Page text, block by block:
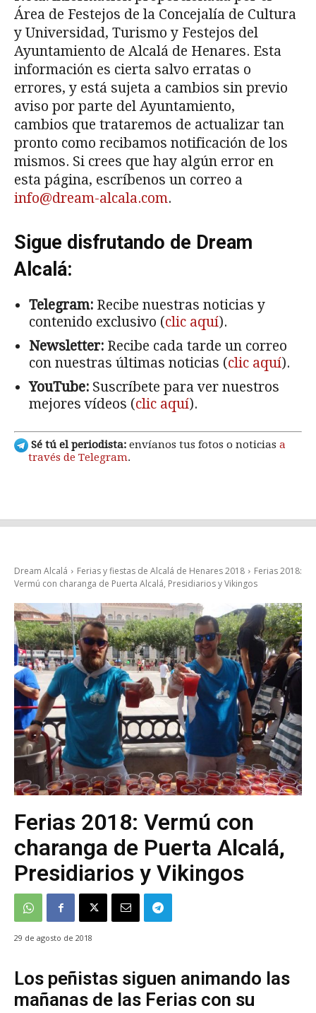
Área de Festejos de la Concejalía de Cultura
y Universidad, Turismo y Festejos del
Ayuntamiento de Alcalá de Henares. Esta
información es cierta salvo erratas o
errores, y está sujeta a cambios sin previo
aviso por parte del Ayuntamiento,
cambios que trataremos de actualizar tan
pronto como recibamos notificación de los
mismos. Si crees que hay algún error en
esta página, escríbenos un correo a
info@dream-alcala.com.
Sigue disfrutando de Dream
Alcalá:
Telegram: Recibe nuestras noticias y
contenido exclusivo (clic aquí).
Newsletter: Recibe cada tarde un correo
con nuestras últimas noticias (clic aquí).
YouTube: Suscríbete para ver nuestros
mejores vídeos (clic aquí).
Sé tú el periodista: envíanos tus fotos o noticias a
través de Telegram.